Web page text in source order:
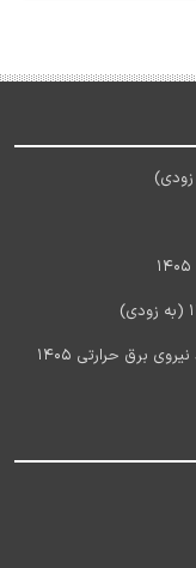
آخرین اخبار استخدام شرکت مادر تخصصی تولید نیروی برق حرارتی 1405